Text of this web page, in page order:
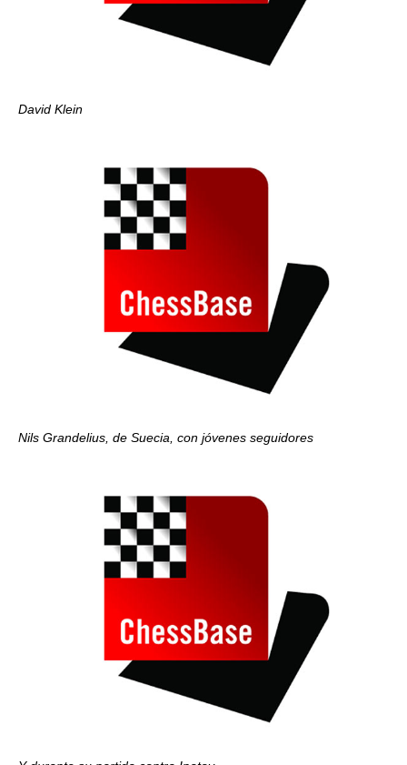
David Klein
Nils Grandelius, de Suecia, con jóvenes seguidores